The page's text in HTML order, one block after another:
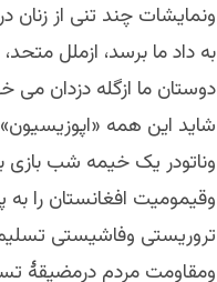
ونمایشات چند تنی از زنان
به داد ما برسد، ازملل
دوستان ما ازگله دزدان می
شاید این همه
وناتودر یک خیمه شب بازی
وقیمومیت افغانستان را به
تروریستی وفاشیستی
ومقاومت مردم درمضیقۀ